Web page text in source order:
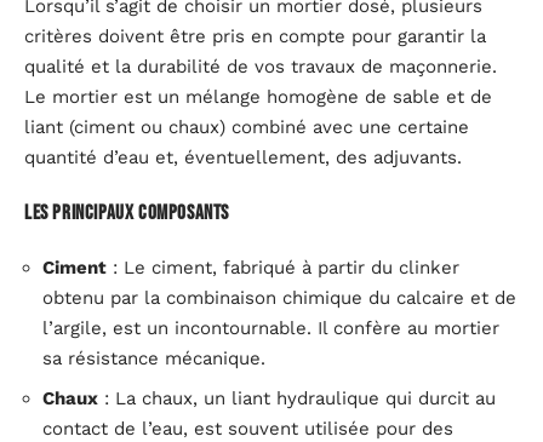
Lorsqu’il s’agit de choisir un mortier dosé, plusieurs
critères doivent être pris en compte pour garantir la
qualité et la durabilité de vos travaux de maçonnerie.
Le mortier est un mélange homogène de sable et de
liant (ciment ou chaux) combiné avec une certaine
quantité d’eau et, éventuellement, des adjuvants.
Les principaux composants
Ciment : Le ciment, fabriqué à partir du clinker
obtenu par la combinaison chimique du calcaire et de
l’argile, est un incontournable. Il confère au mortier
sa résistance mécanique.
Chaux : La chaux, un liant hydraulique qui durcit au
contact de l’eau, est souvent utilisée pour des